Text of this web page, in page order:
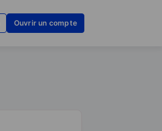
Ouvrir un compte